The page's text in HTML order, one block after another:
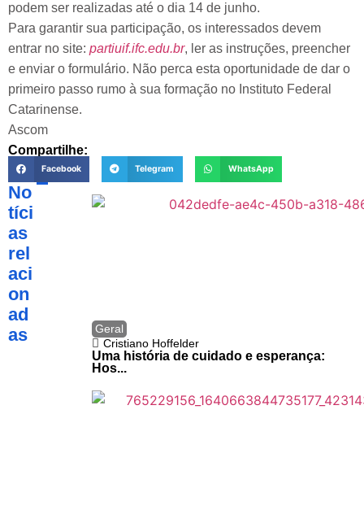
podem ser realizadas até o dia 14 de junho.
Para garantir sua participação, os interessados devem
entrar no site: partiuif.ifc.edu.br, ler as instruções, preencher
e enviar o formulário. Não perca esta oportunidade de dar o
primeiro passo rumo à sua formação no Instituto Federal
Catarinense.
Ascom
Compartilhe:
Facebook Telegram WhatsApp
No
tíci
as
rel
aci
on
ad
as
Geral
Cristiano Hoffelder
Uma história de cuidado e esperança:
Hos...